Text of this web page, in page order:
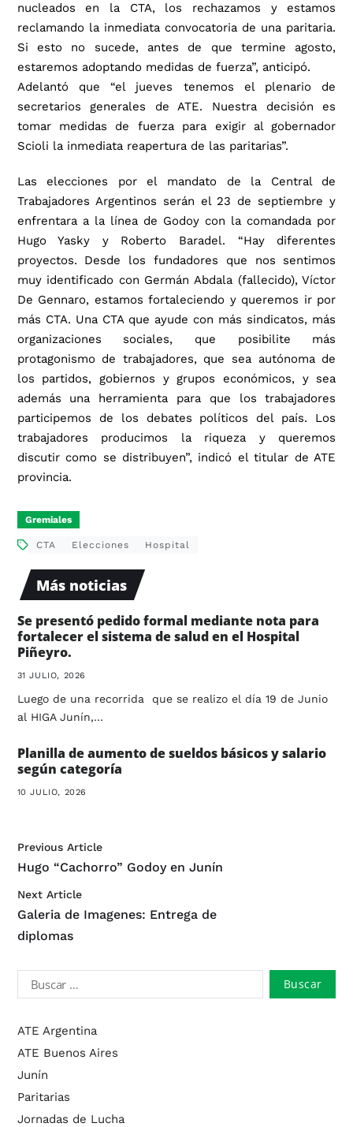
nucleados en la CTA, los rechazamos y estamos
reclamando la inmediata convocatoria de una paritaria.
Si esto no sucede, antes de que termine agosto,
estaremos adoptando medidas de fuerza”, anticipó.
Adelantó que “el jueves tenemos el plenario de
secretarios generales de ATE. Nuestra decisión es
tomar medidas de fuerza para exigir al gobernador
Scioli la inmediata reapertura de las paritarias”.
Las elecciones por el mandato de la Central de
Trabajadores Argentinos serán el 23 de septiembre y
enfrentara a la línea de Godoy con la comandada por
Hugo Yasky y Roberto Baradel. “Hay diferentes
proyectos. Desde los fundadores que nos sentimos
muy identificado con Germán Abdala (fallecido), Víctor
De Gennaro, estamos fortaleciendo y queremos ir por
más CTA. Una CTA que ayude con más sindicatos, más
organizaciones sociales, que posibilite más
protagonismo de trabajadores, que sea autónoma de
los partidos, gobiernos y grupos económicos, y sea
además una herramienta para que los trabajadores
participemos de los debates políticos del país. Los
trabajadores producimos la riqueza y queremos
discutir como se distribuyen”, indicó el titular de ATE
provincia.
Gremiales
CTA Elecciones Hospital
Más noticias
Se presentó pedido formal mediante nota para
fortalecer el sistema de salud en el Hospital
Piñeyro.
31 JULIO, 2026
Luego de una recorrida que se realizo el día 19 de Junio
al HIGA Junín,…
Planilla de aumento de sueldos básicos y salario
según categoría
10 JULIO, 2026
Previous Article
Hugo “Cachorro” Godoy en Junín
Next Article
Galeria de Imagenes: Entrega de
diplomas
ATE Argentina
ATE Buenos Aires
Junín
Paritarias
Jornadas de Lucha